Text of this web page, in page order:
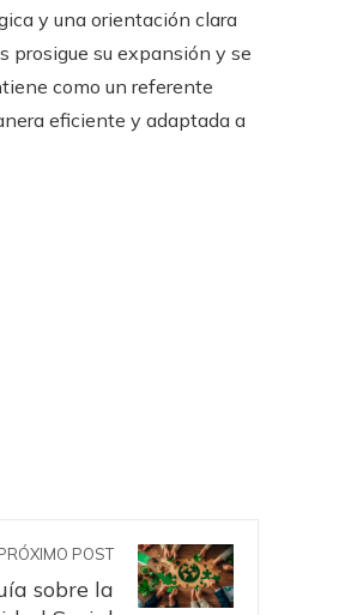
y una orientación clara
prosigue su expansión y se
como un referente
eficiente y adaptada a
POST
sobre la